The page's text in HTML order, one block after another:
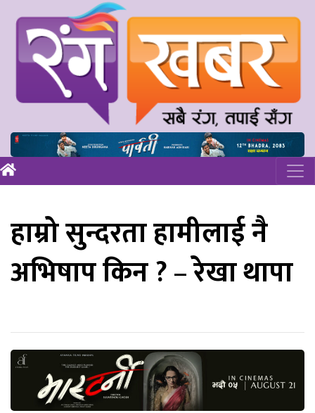
हाम्रो सुन्दरता हामीलाई नै
अभिषाप किन ? – रेखा थापा